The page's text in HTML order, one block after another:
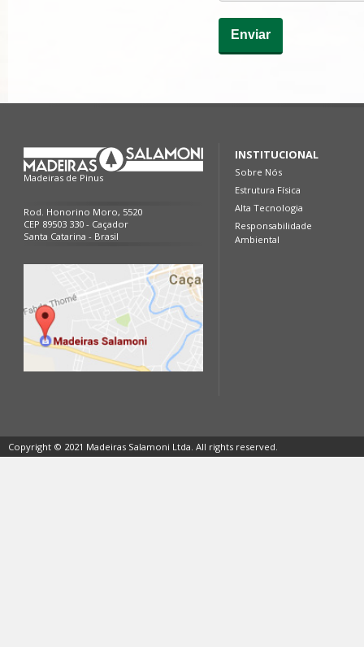
Madeiras de Pinus
Rod. Honorino Moro, 5520
CEP 89503 330 - Caçador
Santa Catarina - Brasil
INSTITUCIONAL
Sobre Nós
Estrutura Física
Alta Tecnologia
Responsabilidade
Ambiental
Copyright © 2021 Madeiras Salamoni Ltda. All rights reserved.